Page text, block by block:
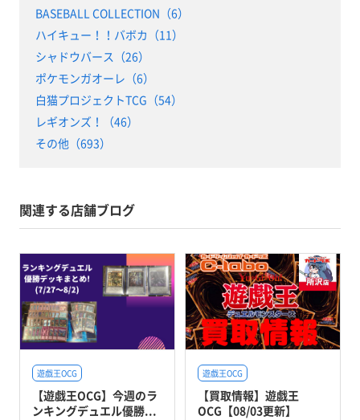
BASEBALL COLLECTION（6）
ハイキュー！！バボカ（11）
シャドウバース（26）
ポケモンガオーレ（6）
白猫プロジェクトTCG（54）
レギオンズ！（46）
その他（693）
関連する店舗ブログ
遊戯王OCG
【遊戯王OCG】今週のラ
ンキングデュエル優勝...
遊戯王OCG
【買取情報】遊戯王
OCG【08/03更新】